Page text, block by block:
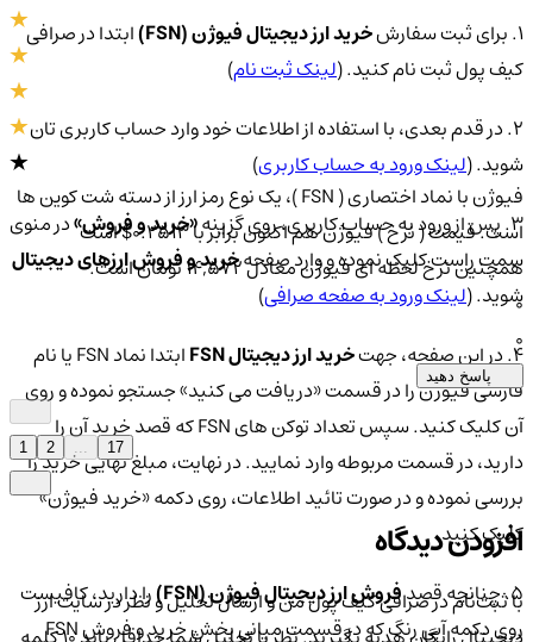
خرید ارز دیجیتال فیوژن (FSN)
ابتدا در صرافی
کیف پول ثبت نام کنید. (لینک ثبت نام)
2. در قدم بعدی، با استفاده از اطلاعات خود وارد حساب کاربری تان
شوید. (لینک ورود به حساب کاربری)
3. پس از ورود به حساب کاربری، روی گزینه
«خرید و فروش»در منوی
سمت راست کلیک نموده و وارد صفحهخرید و فروش ارزهای دیجیتال
شوید. (لینک ورود به صفحه صرافی)
4. در این صفحه، جهت
خرید ارز دیجیتال FSN
ابتدا نماد FSN یا نام
فارسی فیوژن را در قسمت «دریافت می‌ کنید» جستجو نموده و روی
آن کلیک کنید. سپس تعداد توکن های FSN که قصد خرید آن را
دارید، در قسمت مربوطه وارد نمایید. در نهایت، مبلغ نهایی خرید را
بررسی نموده و در صورت تائید اطلاعات، روی دکمه «خرید فیوژن»
کلیک کنید.
5. چنانچه قصد
فروش ارز دیجیتال فیوژن (FSN)
را دارید، کافیست
روی دکمه آبی رنگ که در قسمت میانی بخش خرید و فروش FSN
فیوژن با نماد اختصاری ( FSN )، یک نوع رمز ارز از دسته شت کوین ها
است. قیمت ( نرخ ) فیوژن هم اکنون برابر با 0.2513$ است
همچنین نرخ لحظه ای فیوژن معادل 14,572 تومان است.
پاسخ دهید
... 17
افزودن دیدگاه
با ثبت‌نام در صرافی کیف پول من و ارسال تحلیل و نظر در سایت ارز